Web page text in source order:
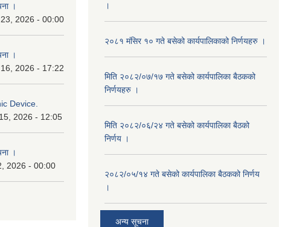
।
2026 - 00:00
।
2026 - 17:22
Device.
2026 - 12:05
।
2026 - 00:00
।
२०८१ मंसिर १० गते बसेको कार्यपालिकाको निर्णयहरु ।
मिति २०८२/०७/१७ गते बसेको कार्यपालिका बैठकको
निर्णयहरु ।
मिति २०८२/०६/२४ गते बसेको कार्यपालिका बैठको
निर्णय ।
२०८२/०५/१४ गते बसेको कार्यपालिका बैठकको निर्णय
।
अन्य सूचना